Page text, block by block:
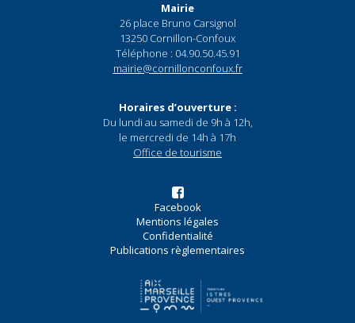
Mairie
26 place Bruno Carsignol
13250 Cornillon-Confoux
Téléphone : 04.90.50.45.91
mairie@cornillonconfoux.fr
Horaires d’ouverture :
Du lundi au samedi de 9h à 12h,
le mercredi de 14h à 17h
Office de tourisme
Facebook
Mentions légales
Confidentialité
Publications règlementaires